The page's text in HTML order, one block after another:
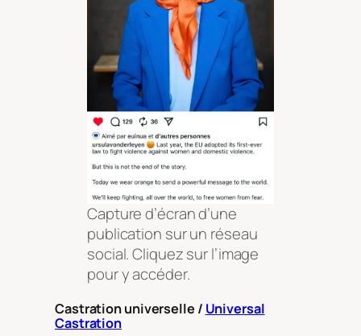
Capture d’écran d’une
publication sur un réseau
social. Cliquez sur l’image
pour y accéder.
Castration universelle / Universal
Castration